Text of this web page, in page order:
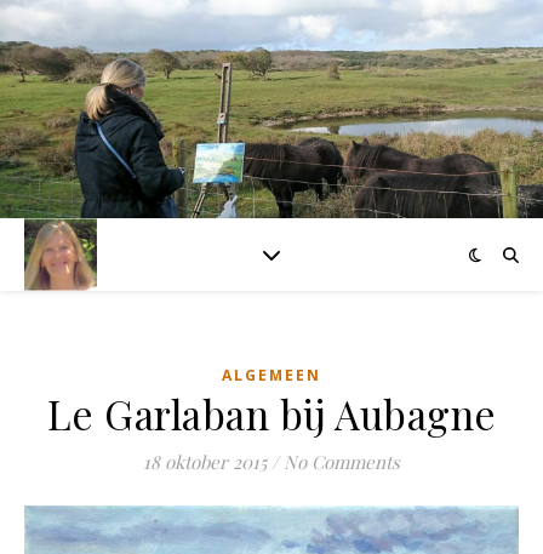
ALGEMEEN
Le Garlaban bij Aubagne
18 oktober 2015 / No Comments